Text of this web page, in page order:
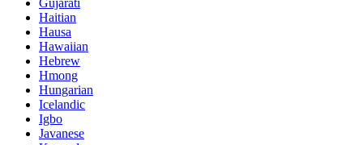
Haitian
Hausa
Hawaiian
Hebrew
Hmong
Hungarian
Icelandic
Igbo
Javanese